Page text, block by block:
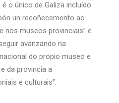
o único de Galiza incluído
un recoñecemento ao
nos museos provinciais” e
avanzando na
do propio museo e
da provincia a
e culturais”.